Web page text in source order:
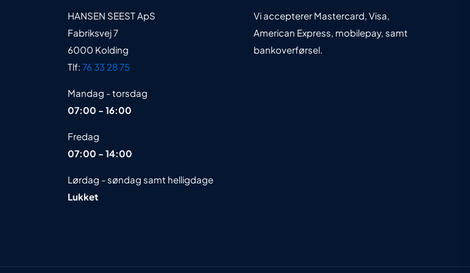
HANSEN SEEST ApS
Fabriksvej 7
6000 Kolding
Tlf: 76 33 28 75
Mandag - torsdag
07:00 - 16:00
Fredag
07:00 - 14:00
Lørdag - søndag samt helligdage
Lukket
Vi accepterer Mastercard, Visa,
American Express, mobilepay, samt
bankoverførsel.